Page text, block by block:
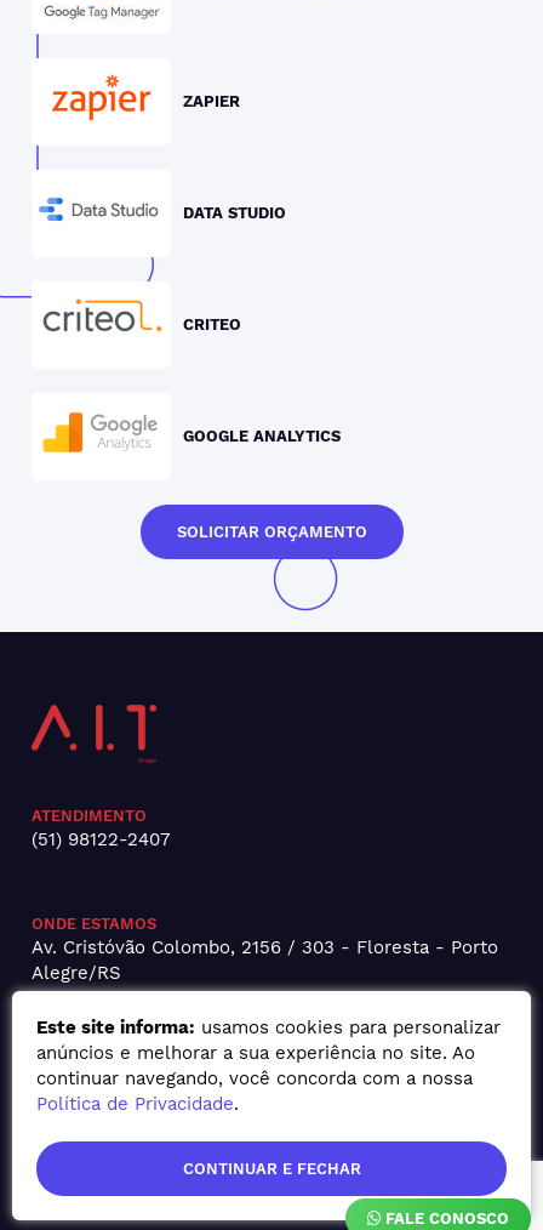
ZAPIER
DATA STUDIO
CRITEO
GOOGLE ANALYTICS
SOLICITAR ORÇAMENTO
ATENDIMENTO
(51) 98122-2407
ONDE ESTAMOS
Av. Cristóvão Colombo, 2156 / 303 - Floresta - Porto
Alegre/RS
Este site informa: usamos cookies para personalizar
anúncios e melhorar a sua experiência no site. Ao
continuar navegando, você concorda com a nossa
Política de Privacidade.
CONTINUAR E FECHAR
FALE CONOSCO